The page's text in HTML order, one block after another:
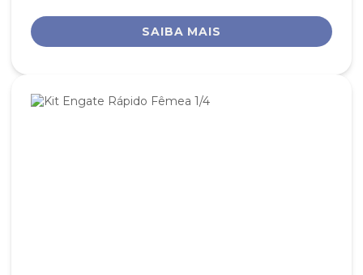
SAIBA MAIS